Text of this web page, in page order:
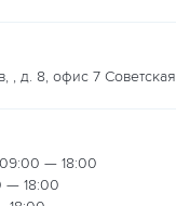
, д. 8, офис 7 Советская
— 18:00
— 18:00